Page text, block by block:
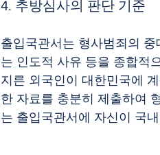
4. 추방심사의 판단 기준
출입국관서는 형사범죄의
는 인도적 사유 등을 종합적
지른 외국인이 대한민국에
한 자료를 충분히 제출하여
는 출입국관서에 자신이 국